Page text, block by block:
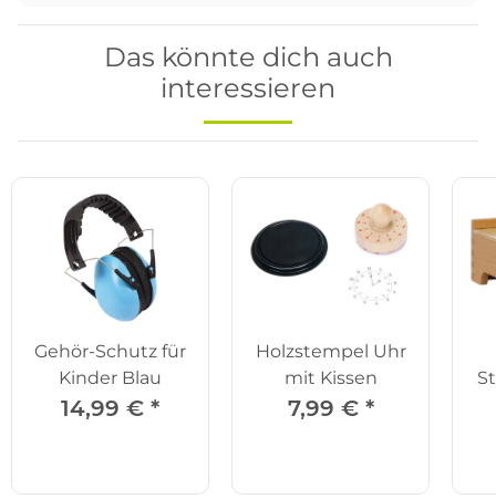
Das könnte dich auch
interessieren
Gehör-Schutz für
Kinder Blau
14,99 € *
Holzstempel Uhr
mit Kissen
7,99 € *